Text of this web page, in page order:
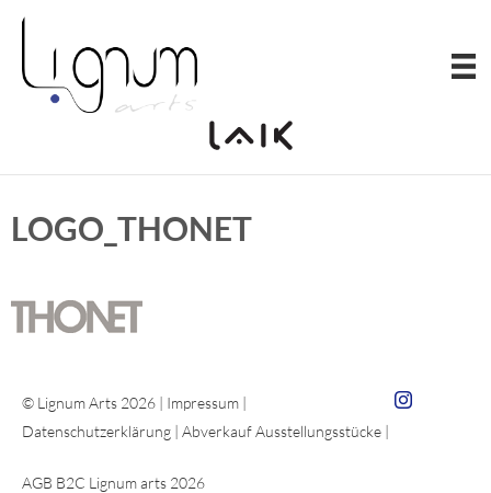
Zum
springen
LOGO_THONET
© Lignum Arts 2026 | Impressum |
Datenschutzerklärung | Abverkauf Ausstellungsstücke |
AGB B2C Lignum arts 2026
Zum Insta